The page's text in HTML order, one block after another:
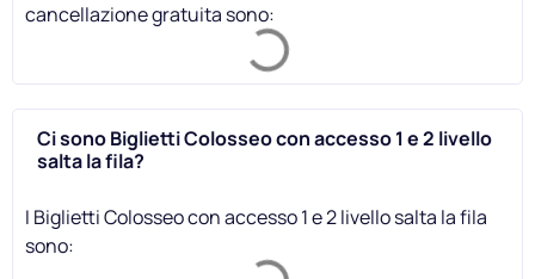
cancellazione gratuita sono:
Ci sono Biglietti Colosseo con accesso 1 e 2 livello
salta la fila?
I Biglietti Colosseo con accesso 1 e 2 livello salta la fila
sono: